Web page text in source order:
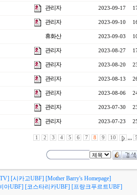
관리자 2023-09-17
관리자 2023-09-10
휴화산 2023-09-03
관리자 2023-08-27
관리자 2023-08-20
관리자 2023-08-13
관리자 2023-08-06
관리자 2023-07-30
관리자 2023-07-23
1 2 3 4 5 6 7 8 9 10 ,,,
[시카고UBF] [Mother Barry's Homepage]
아UBF] [코스타리카UBF] [프랑크푸르트UBF]